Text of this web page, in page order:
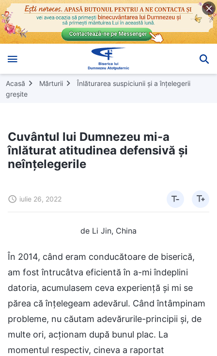
Acasă Mărturii
Înlăturarea suspiciunii și a înțelegerii
greșite
Cuvântul lui Dumnezeu mi-a
înlăturat atitudinea defensivă și
neînțelegerile
iulie 26, 2022
de Li Jin, China
În 2014, când eram conducătoare de biserică,
am fost întrucâtva eficientă în a-mi îndeplini
datoria, acumulasem ceva experiență și mi se
părea că înțelegeam adevărul. Când întâmpinam
probleme, nu căutam adevărurile-principii și, de
multe ori, acționam după bunul plac. La
momentul respectiv, cineva a raportat